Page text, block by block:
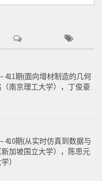
– 411期(面向增材制造的几何
南京理工大学），丁俊豪
– 410期(从实时仿真到数据与
加坡国立大学），陈思元
）